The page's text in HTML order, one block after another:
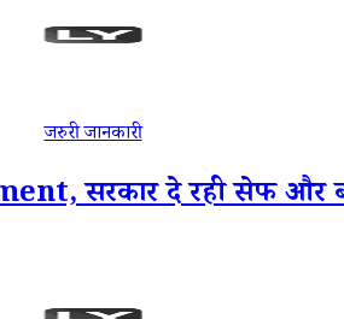
जरुरी जानकारी
सरकार दे रही सेफ और